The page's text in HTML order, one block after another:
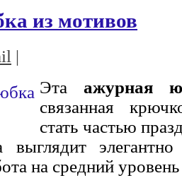
из мотивов
|
Эта ажурная
связанная
стать частью
выглядит
на средний